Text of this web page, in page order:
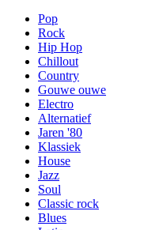
Pop
Rock
Hip Hop
Chillout
Country
Gouwe ouwe
Electro
Alternatief
Jaren '80
Klassiek
House
Jazz
Soul
Classic rock
Blues